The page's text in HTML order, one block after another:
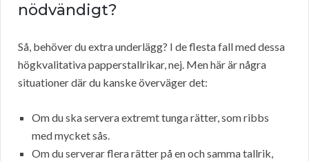
nödvändigt?
Så, behöver du extra underlägg? I de flesta fall med dessa
högkvalitativa papperstallrikar, nej. Men här är några
situationer där du kanske överväger det:
Om du ska servera extremt tunga rätter, som ribbs
med mycket sås.
Om du serverar flera rätter på en och samma tallrik,